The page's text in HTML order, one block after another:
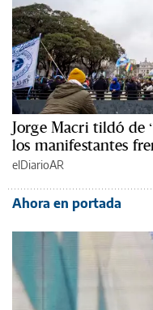
Jorge Macri tildó de
los manifestantes
elDiarioAR
Ahora en portada